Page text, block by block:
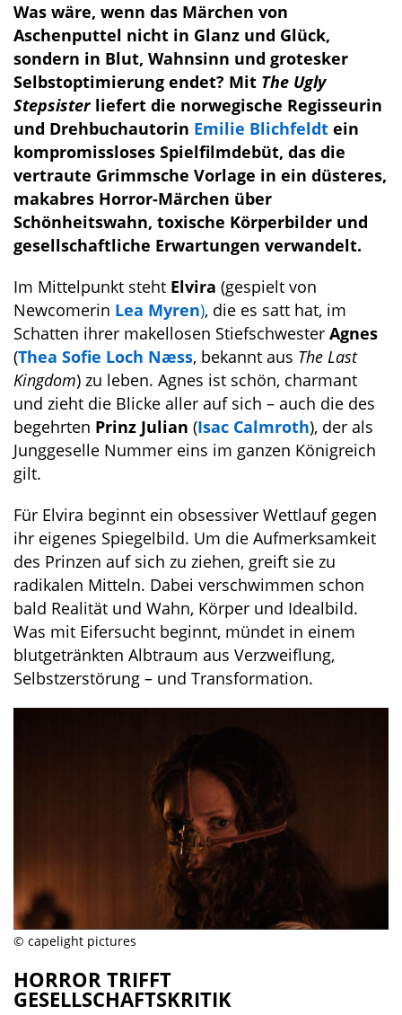
Was wäre, wenn das Märchen von
Aschenputtel nicht in Glanz und Glück,
sondern in Blut, Wahnsinn und grotesker
Selbstoptimierung endet? Mit The Ugly
Stepsisterliefert die norwegische Regisseurin
und Drehbuchautorin Emilie Blichfeldt ein
kompromissloses Spielfilmdebüt, das die
vertraute Grimmsche Vorlage in ein düsteres,
makabres Horror-Märchen über
Schönheitswahn, toxische Körperbilder und
gesellschaftliche Erwartungen verwandelt.
Im Mittelpunkt steht Elvira (gespielt von
Newcomerin Lea Myren), die es satt hat, im
Schatten ihrer makellosen Stiefschwester Agnes
(Thea Sofie Loch Næss, bekannt aus The Last
Kingdom) zu leben. Agnes ist schön, charmant
und zieht die Blicke aller auf sich – auch die des
begehrten Prinz Julian (Isac Calmroth), der als
Junggeselle Nummer eins im ganzen Königreich
gilt.
Für Elvira beginnt ein obsessiver Wettlauf gegen
ihr eigenes Spiegelbild. Um die Aufmerksamkeit
des Prinzen auf sich zu ziehen, greift sie zu
radikalen Mitteln. Dabei verschwimmen schon
bald Realität und Wahn, Körper und Idealbild.
Was mit Eifersucht beginnt, mündet in einem
blutgetränkten Albtraum aus Verzweiflung,
Selbstzerstörung – und Transformation.
© capelight pictures
HORROR TRIFFT
GESELLSCHAFTSKRITIK